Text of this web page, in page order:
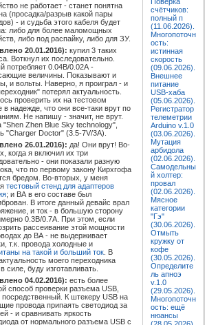
не работает - станет понятна
(просадка/разрыв какой пары
- и судьба этого кабеля будет
либо для более маломощных
либо под распайку, либо для ЗУ.
20.01.2016): купил 3 таких
Воткнул их последовательно.
потребляет 0.04В/0.02А -
величины. Показывают и
и вольты. Наверно, я проиграл - и
потерял актуальность.
проверить их на тестовом
в надежде, что они все-таки врут по
Не напишу - значит, не врут.
Zhen Blue Sky technology",
"Charger Doctor" (3.5-7V/3A).
26.01.2016): да! Они врут! Во-
когда я включил их три
- они показали разную
что по первому закону Кирхгофа
бредом. Во-вторых, у меня
тестовый стенд для адаптеров
; и ВА в его составе был
В итоге данный девайс врал
и ток - в большую сторону
0.3В/0.7А. При этом, если
рассеивание этой мощности
до ВА - не выдерживает
т.к. провода холодные и
на такой и больший ток . В
моего переходника
силе, буду изготавливать.
04.02.2016): есть более
способ проверки разъема USB,
посредственный. К штекеру USB на
провода припаять светодиод за
- и сравнивать яркость
от нормального разъема USB с
счётчиков:
полный п
(11.06.2026).
Многопоточн
ость:
истинная
скорость
(09.06.2026).
Внешнее
питание
USB-хаба
(05.06.2026).
Регистратор
телеметрии
Arduino v.1.0
(03.06.2026).
Мутация
арбидола
(02.06.2026).
Самодельны
й холтер:
провал
(02.06.2026).
Мясное
категории
"Гэ"
(30.06.2026).
Отмыть
кружку от
кофе
(30.05.2026).
Определите
ль апноэ
v.1.0
(29.05.2026).
Многопоточн
ость: ещё
нюансы